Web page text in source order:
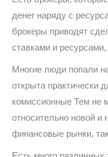
денег наряду с
брокеры приводят
ставками и
Многие люди попали
открыта практически
комиссионные Тем не
относительно новой и
финансовые рынки,